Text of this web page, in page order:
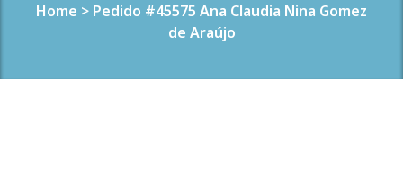
Home > Pedido #45575 Ana Claudia Nina Gomez
de Araújo